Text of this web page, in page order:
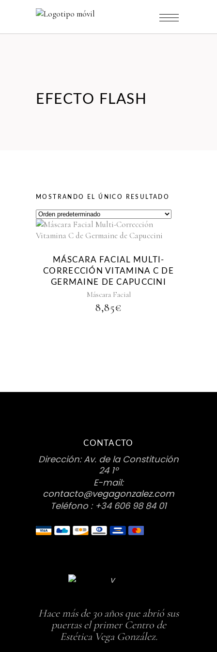
EFECTO FLASH
MOSTRANDO EL ÚNICO RESULTADO
MÁSCARA FACIAL MULTI-
CORRECCIÓN VITAMINA C DE
GERMAINE DE CAPUCCINI
Máscara Facial
8,85€
CONTACTO
Dirección: Av. de la Constitución
24 1º
E-mail:
contacto@vegagonzalez.com
Teléfono : +34 606 98 84 01
Hace más de 30 años que abrió sus
puertas el primer Centro de
Estética Vega González.